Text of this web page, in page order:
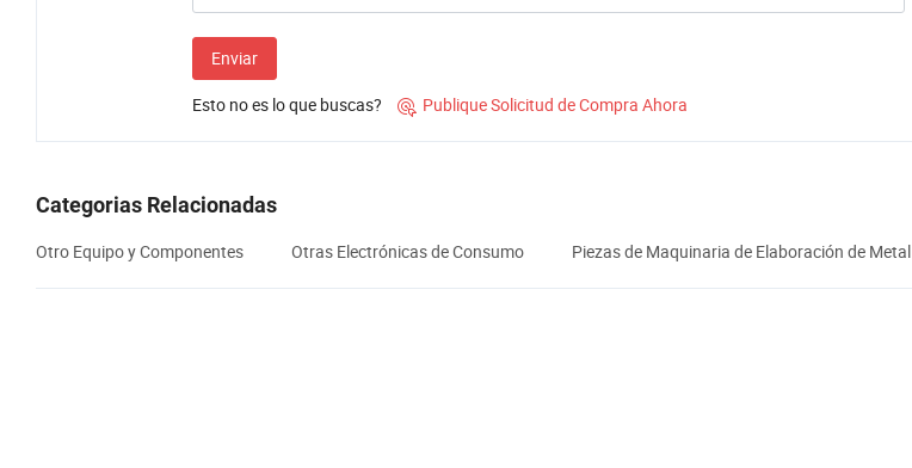
Enviar
Esto no es lo que buscas?  Publique Solicitud de Compra Ahora
Categorias Relacionadas
Otro Equipo y Componentes Otras Electrónicas de Consumo Piezas de Maquinaria de Elaboración de Metal